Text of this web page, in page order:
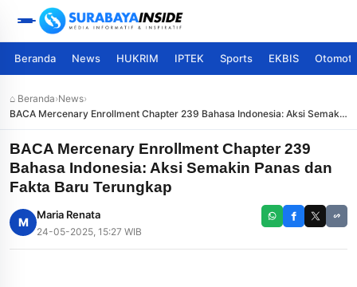
Beranda News HUKRIM IPTEK Sports EKBIS
⌂ Beranda›News›
BACA Mercenary Enrollment Chapter 239 Bahasa Indonesia: Aksi Semakin
Panas dan Fakta Baru Terungkap
BACA Mercenary Enrollment Chapter 239
Bahasa Indonesia: Aksi Semakin Panas dan
Fakta Baru Terungkap
M
Maria Renata
24-05-2025, 15:27 WIB